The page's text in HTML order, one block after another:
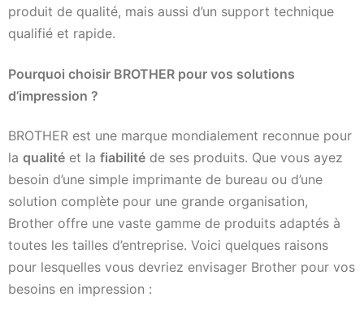
produit de qualité, mais aussi d’un support technique
qualifié et rapide.
Pourquoi choisir BROTHER pour vos solutions
d’impression ?
BROTHER est une marque mondialement reconnue pour
la qualité et la fiabilité de ses produits. Que vous ayez
besoin d’une simple imprimante de bureau ou d’une
solution complète pour une grande organisation,
Brother offre une vaste gamme de produits adaptés à
toutes les tailles d’entreprise. Voici quelques raisons
pour lesquelles vous devriez envisager Brother pour vos
besoins en impression :